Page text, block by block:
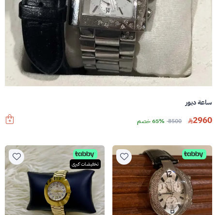
ساعة ديور
2960
8500 65% خصم
تخفيضات كبرى